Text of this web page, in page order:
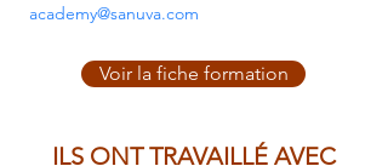
academy@sanuva.com
Voir la fiche formation
ILS ONT TRAVAILLÉ AVEC